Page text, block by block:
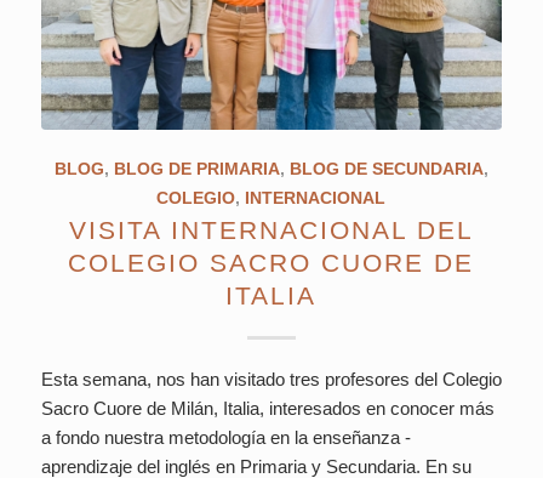
BLOG, BLOG DE PRIMARIA, BLOG DE SECUNDARIA,
COLEGIO, INTERNACIONAL
VISITA INTERNACIONAL DEL
COLEGIO SACRO CUORE DE
ITALIA
Esta semana, nos han visitado tres profesores del Colegio
Sacro Cuore de Milán, Italia, interesados en conocer más
a fondo nuestra metodología en la enseñanza -
aprendizaje del inglés en Primaria y Secundaria. En su